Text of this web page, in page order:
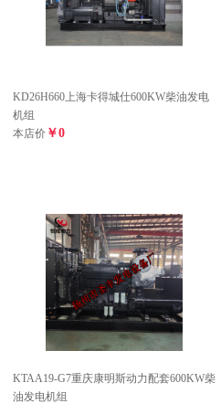
KD26H660上海卡得城仕600KW柴油发电
机组
本店价 ￥0
KTAA19-G7重庆康明斯动力配套600KW柴
油发电机组